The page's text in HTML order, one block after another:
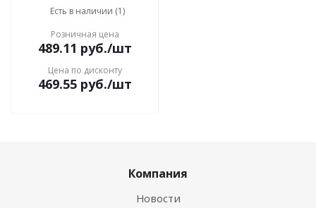
Есть в наличии (1)
Розничная цена
489.11 руб./шт
Цена по дисконту
469.55руб./шт
Компания
Новости